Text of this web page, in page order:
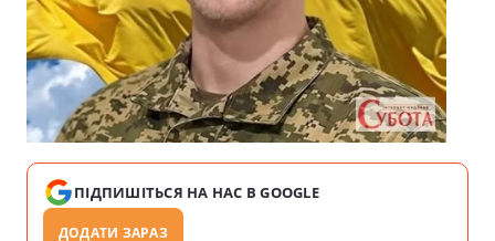
ПІДПИШІТЬСЯ НА НАС В GOOGLE
ДОДАТИ ЗАРАЗ